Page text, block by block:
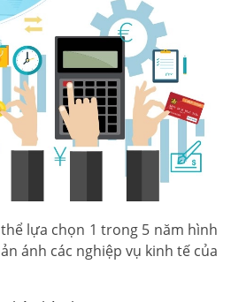
lựa chọn 1 trong 5 năm hình
ánh các nghiệp vụ kinh tế của